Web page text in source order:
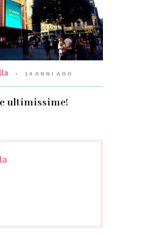
14 ANNI AGO
ultimissime!